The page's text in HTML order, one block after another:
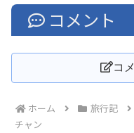
コメント
コ
ホーム 旅行記
チャン